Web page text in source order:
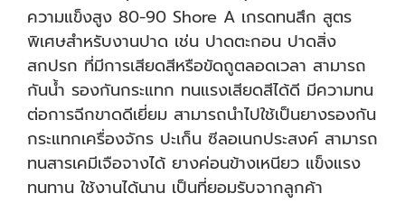
ความแข็งสูง 80-90 Shore A เกรดทนสึก สูตร
พิเศษสำหรับงานปาด เช่น ปาดตะกอน ปาดสิ่ง
สกปรก ที่มีการเสียดสีหรือขัดถูตลอดเวลา สามารถ
กันน้ำ รองกันกระแทก ทนแรงเสียดสีได้ดี มีความทน
ต่อการฉีกขาดดีเยี่ยม สามารถนำไปใช้เป็นยางรองกัน
กระแทกเครื่องจักร ปะเก็น ซีลอเนกประสงค์ สามารถ
ทนสารเคมีเจือจางได้ ยางค่อนข้างเหนียว แข็งแรง
ทนทาน ใช้งานได้นาน เป็นที่ยอมรับจากลูกค้า